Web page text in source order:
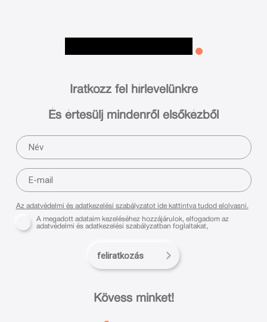
Kövess minket!
Iratkozz fel hírlevelünkre
És értesülj mindenről elsőkézből
Az adatvédelmi és adatkezelési szabályzatot ide kattintva tudod elolvasni.
A megadott adataim kezeléséhez hozzájárulok, elfogadom az
adatvédelmi és adatkezelési szabályzatban foglaltakat,
feliratkozás